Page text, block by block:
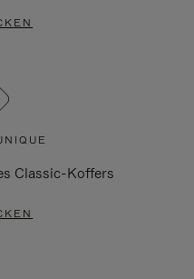
Classic-Koffers